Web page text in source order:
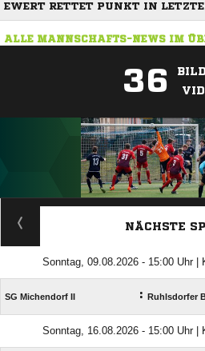
EWERT RETTET PUNKT IN
ALLE MANNSCHAFTS-NEWS IM
36
ANZEIGE
NÄCHSTE
Sonntag, 09.08.2026 - 15:00 Uhr |
SG Michendorf II : Ruhlsdorfer
Sonntag, 16.08.2026 - 15:00 Uhr |